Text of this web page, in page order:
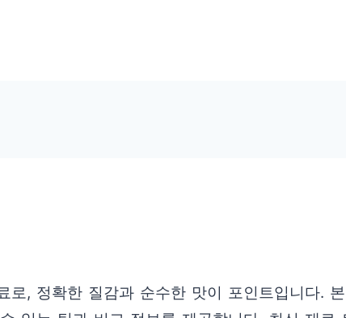
로, 정확한 질감과 순수한 맛이 포인트입니다.